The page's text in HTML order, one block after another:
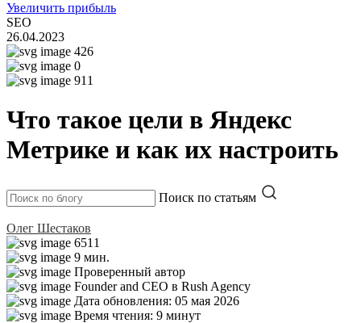
Увеличить прибыль
SEO
26.04.2023
426
0
911
Что такое цели в Яндекс
Метрике и как их настроить
Поиск по статьям
Олег Шестаков
6511
9 мин.
Проверенный автор
Founder and CEO в Rush Agency
Дата обновления: 05 мая 2026
Время чтения: 9 минут